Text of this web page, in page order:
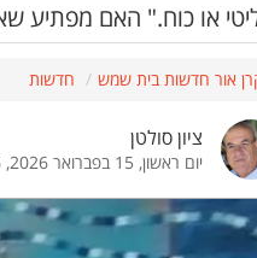
או כוח." האם מפתיע
אור חדשות בית שמש חדשות
ציון סולטן
יום ראשון, 15 בפברואר 2026, 05:16
הגדלת האתר
הדגשת כותרות